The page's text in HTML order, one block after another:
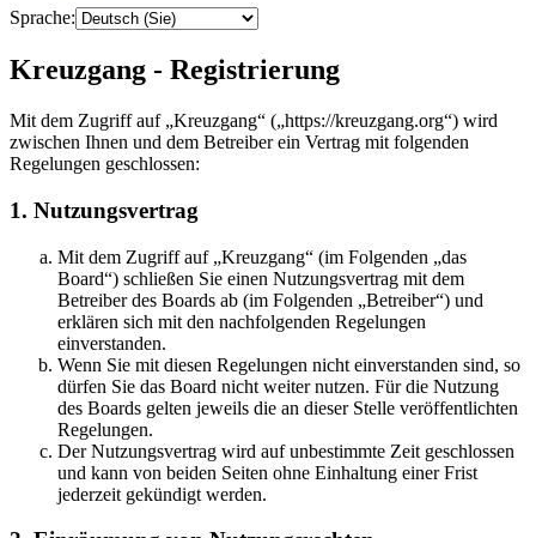
Sprache:
Kreuzgang - Registrierung
Mit dem Zugriff auf „Kreuzgang“ („https://kreuzgang.org“) wird
zwischen Ihnen und dem Betreiber ein Vertrag mit folgenden
Regelungen geschlossen:
1. Nutzungsvertrag
Mit dem Zugriff auf „Kreuzgang“ (im Folgenden „das
Board“) schließen Sie einen Nutzungsvertrag mit dem
Betreiber des Boards ab (im Folgenden „Betreiber“) und
erklären sich mit den nachfolgenden Regelungen
einverstanden.
Wenn Sie mit diesen Regelungen nicht einverstanden sind, so
dürfen Sie das Board nicht weiter nutzen. Für die Nutzung
des Boards gelten jeweils die an dieser Stelle veröffentlichten
Regelungen.
Der Nutzungsvertrag wird auf unbestimmte Zeit geschlossen
und kann von beiden Seiten ohne Einhaltung einer Frist
jederzeit gekündigt werden.